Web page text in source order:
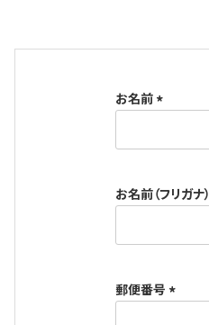
お名前
必
)
お名前（フリガナ）
郵便番号